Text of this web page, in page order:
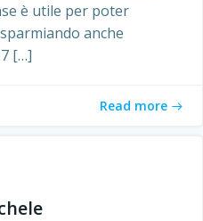
è utile per poter
anche
[…]
Read more